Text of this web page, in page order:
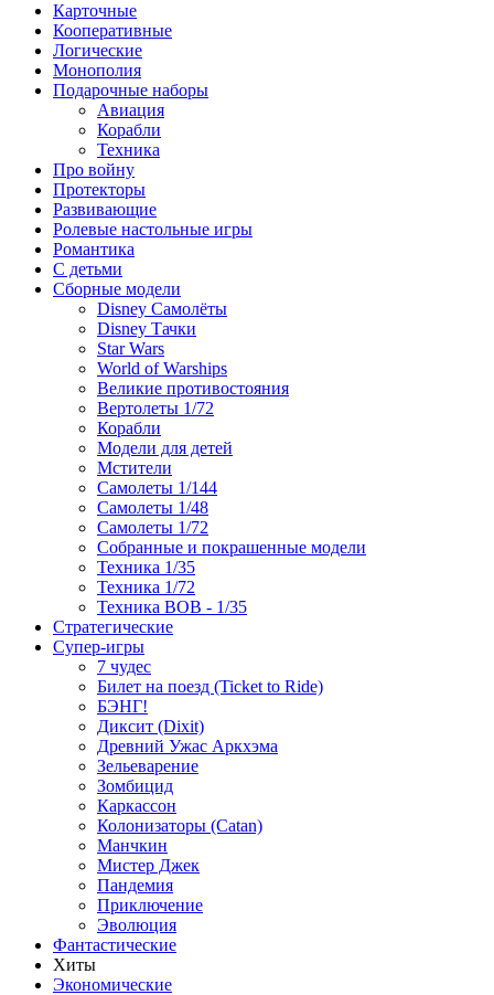
Карточные
Кооперативные
Логические
Монополия
Подарочные наборы
Авиация
Корабли
Техника
Про войну
Протекторы
Развивающие
Ролевые настольные игры
Романтика
С детьми
Сборные модели
Disney Самолёты
Disney Тачки
Star Wars
World of Warships
Великие противостояния
Вертолеты 1/72
Корабли
Модели для детей
Мстители
Самолеты 1/144
Самолеты 1/48
Самолеты 1/72
Собранные и покрашенные модели
Техника 1/35
Техника 1/72
Техника ВОВ - 1/35
Стратегические
Супер-игры
7 чудес
Билет на поезд (Ticket to Ride)
БЭНГ!
Диксит (Dixit)
Древний Ужас Аркхэма
Зельеварение
Зомбицид
Каркассон
Колонизаторы (Catan)
Манчкин
Мистер Джек
Пандемия
Приключение
Эволюция
Фантастические
Хиты
Экономические